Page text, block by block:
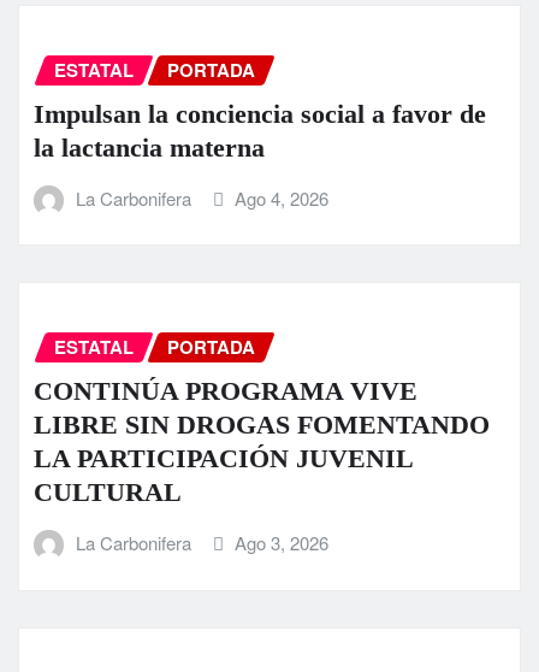
ESTATAL PORTADA
Impulsan la conciencia social a favor de
la lactancia materna
La Carbonifera Ago 4, 2026
ESTATAL PORTADA
CONTINÚA PROGRAMA VIVE
LIBRE SIN DROGAS FOMENTANDO
LA PARTICIPACIÓN JUVENIL
CULTURAL
La Carbonifera Ago 3, 2026